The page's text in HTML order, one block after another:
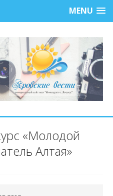
MENU
«Молодой
Алтая»